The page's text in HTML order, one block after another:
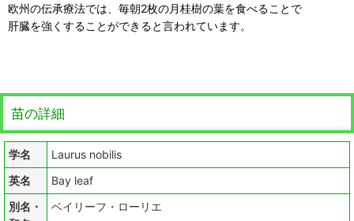
欧州の伝承療法では、毎朝2枚の月桂樹の葉を食べることで
肝臓を強くすることができると言われています。
苗の詳細
学名
Laurus nobilis
英名
Bay leaf
別名・
ベイリーフ・ローリエ